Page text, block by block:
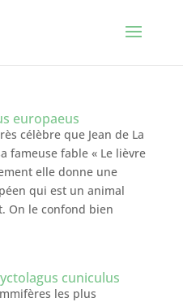
europaeus
célèbre que Jean de La
fameuse fable « Le lièvre
elle donne une
qui est un animal
On le confond bien
cuniculus
les plus